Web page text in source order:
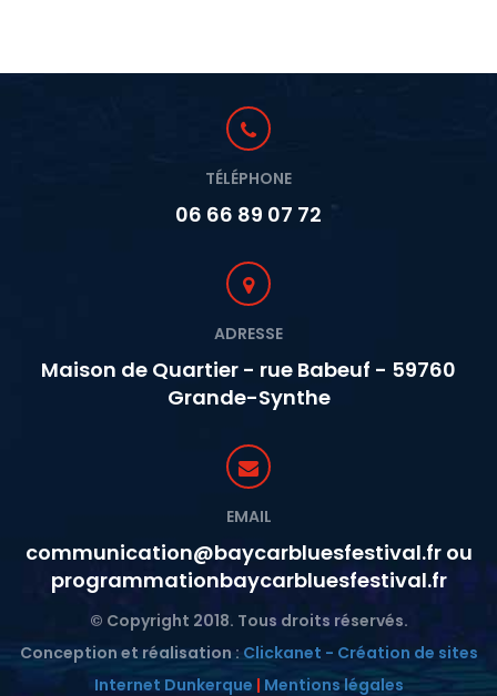
TÉLÉPHONE
06 66 89 07 72
ADRESSE
Maison de Quartier - rue Babeuf - 59760
Grande-Synthe
EMAIL
communication@baycarbluesfestival.fr ou
programmationbaycarbluesfestival.fr
© Copyright 2018. Tous droits réservés.
Conception et réalisation :Clickanet - Création de sites
Internet Dunkerque | Mentions légales